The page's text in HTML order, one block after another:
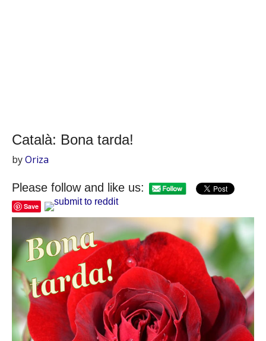
Català: Bona tarda!
byOriza
Please follow and like us:
Save